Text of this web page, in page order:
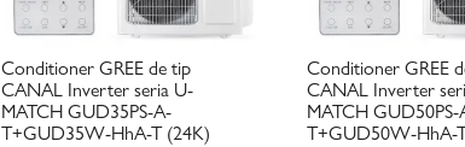
Conditioner GREE de tip
CANAL Inverter seria U-
MATCH GUD35PS-A-
T+GUD35W-HhA-T (24K)
Conditioner GREE
CANAL Inverter
MATCH GUD50PS-
T+GUD50W-HhA-